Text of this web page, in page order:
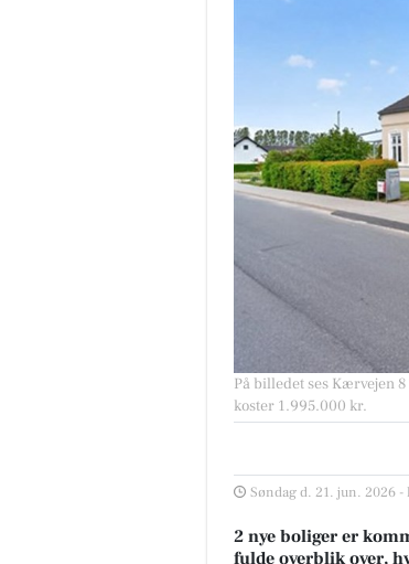
På billedet ses Kærvejen
koster 1.995.000 kr.
Søndag d. 21. jun. 2026 -
2 nye boliger er
fulde overblik over,